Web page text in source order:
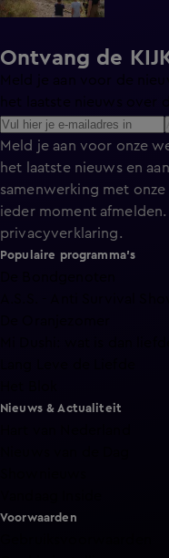
Ontvang de
Meld je aan voor de
Meld je aan voor onze
het laatste nieuws en
samenwerking met
ieder moment
privacyverklaring.
Populaire programma's
Nieuws & Actualiteit
Voorwaarden